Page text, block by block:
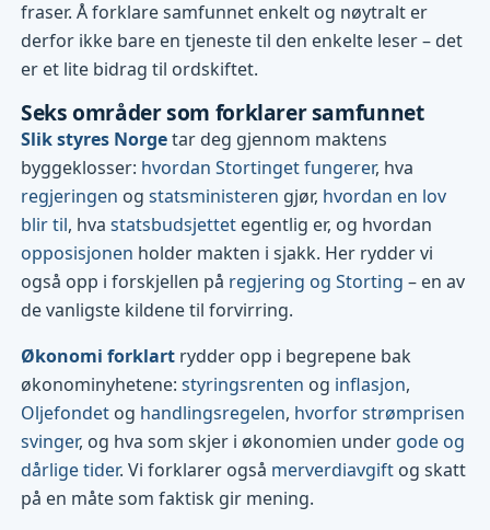
fraser. Å forklare samfunnet enkelt og nøytralt er
derfor ikke bare en tjeneste til den enkelte leser – det
er et lite bidrag til ordskiftet.
Seks områder som forklarer samfunnet
Slik styres Norgetar deg gjennom maktens
byggeklosser: hvordan Stortinget fungerer, hva
regjeringen ogstatsministeren gjør, hvordan en lov
blir til, hvastatsbudsjettet egentlig er, og hvordan
opposisjonen holder makten i sjakk. Her rydder vi
også opp i forskjellen på regjering og Storting – en av
de vanligste kildene til forvirring.
Økonomi forklart rydder opp i begrepene bak
økonominyhetene:styringsrenten og inflasjon,
Oljefondet og handlingsregelen, hvorfor strømprisen
svinger, og hva som skjer i økonomien under gode og
dårlige tider. Vi forklarer også merverdiavgift og skatt
på en måte som faktisk gir mening.